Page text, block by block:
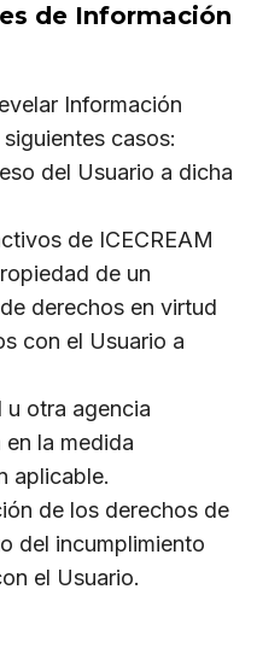
de Información
Información
casos:
del Usuario a dicha
de ICECREAM
de un
derechos en virtud
con el Usuario a
otra agencia
la medida
aplicable.
de los derechos de
del incumplimiento
el Usuario.